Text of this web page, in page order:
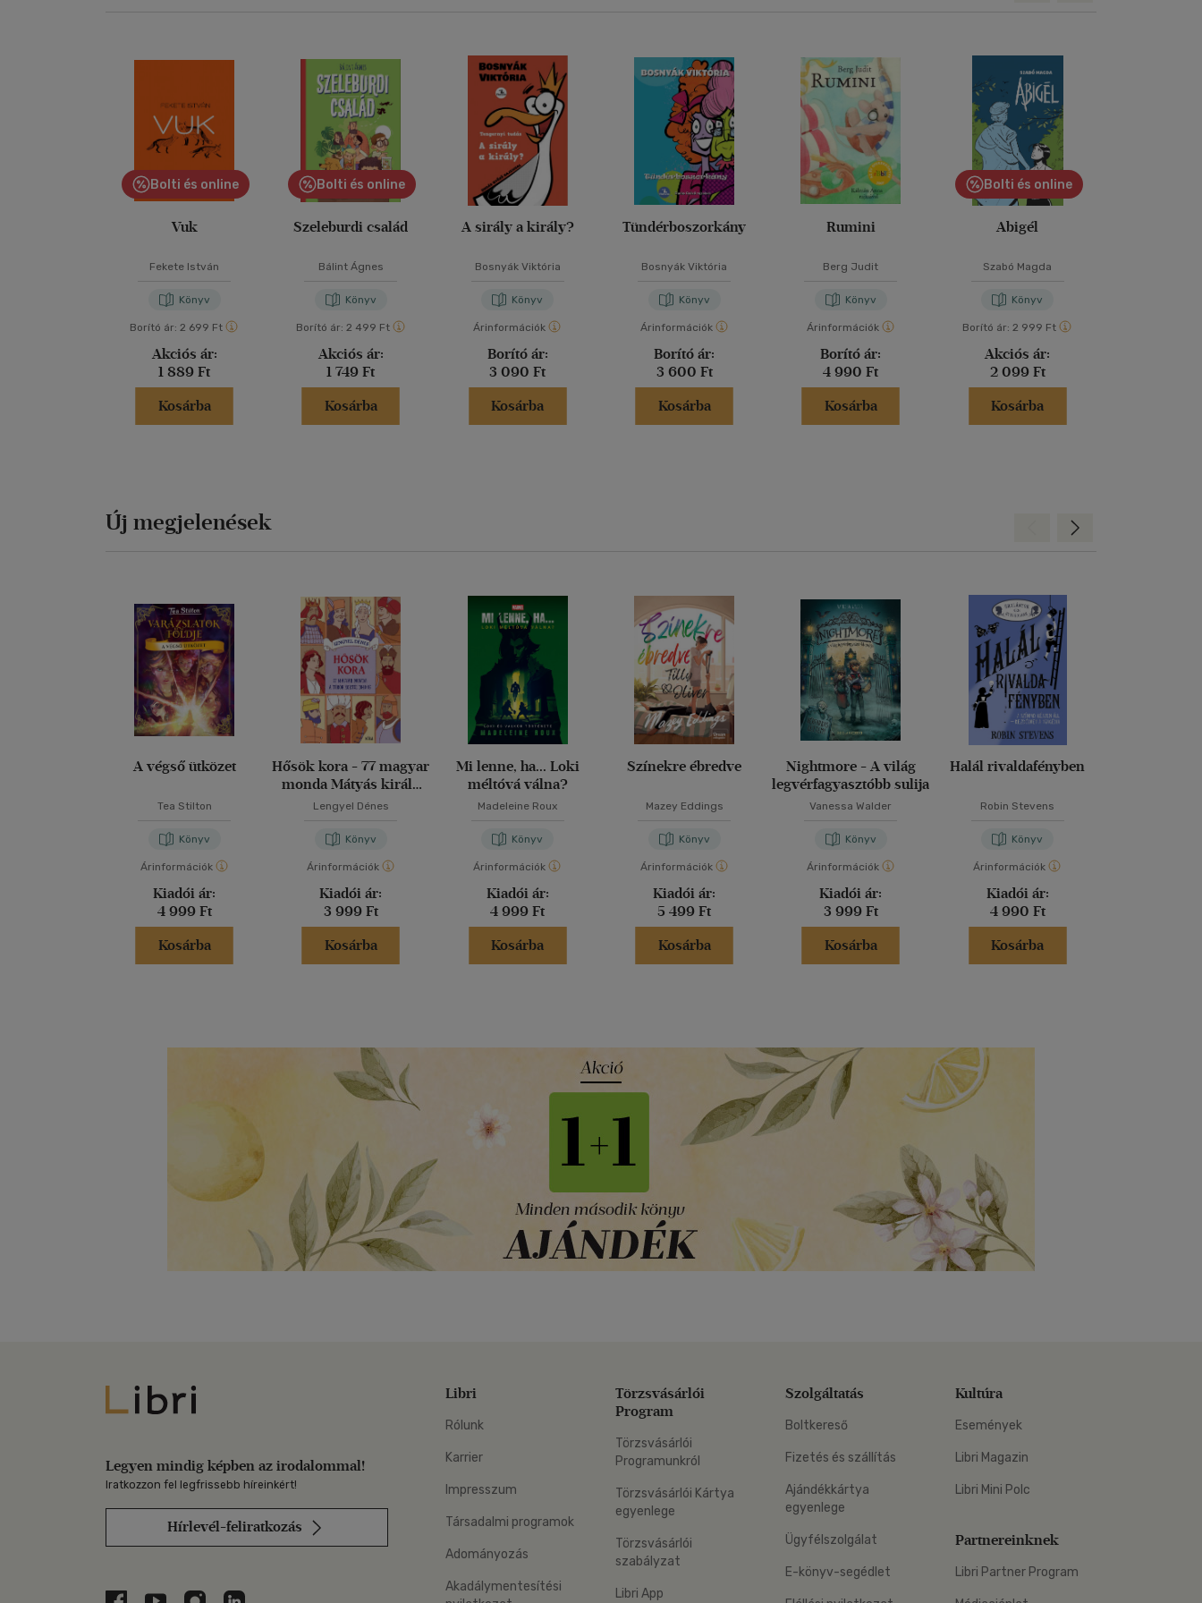
Bolti és online
Vuk
Fekete István
Könyv
Borító ár: 2 699 Ft
Akciós ár:
1 889 Ft
Kosárba
Bolti és online
Szeleburdi család
Bálint Ágnes
Könyv
Borító ár: 2 499 Ft
Akciós ár:
1 749 Ft
Kosárba
A sirály a király?
Bosnyák Viktória
Könyv
Árinformációk
Borító ár:
3 090 Ft
Kosárba
Tündérboszorkány
Bosnyák Viktória
Könyv
Árinformációk
Borító ár:
3 600 Ft
Kosárba
Rumini
Berg Judit
Könyv
Árinformációk
Borító ár:
4 990 Ft
Kosárba
Bolti és online
Abigél
Szabó Magda
Könyv
Borító ár: 2 999 Ft
Akciós ár:
2 099 Ft
Kosárba
Új megjelenések
A végső ütközet
Tea Stilton
Könyv
Árinformációk
Kiadói ár:
4 999 Ft
Kosárba
Hősök kora - 77 magyar
monda Mátyás király
korától 1848-ig
Lengyel Dénes
Könyv
Árinformációk
Kiadói ár:
3 999 Ft
Kosárba
Mi lenne, ha... Loki
méltóvá válna?
Madeleine Roux
Könyv
Árinformációk
Kiadói ár:
4 999 Ft
Kosárba
Színekre ébredve
Mazey Eddings
Könyv
Árinformációk
Kiadói ár:
5 499 Ft
Kosárba
Nightmore - A világ
legvérfagyasztóbb sulija
Vanessa Walder
Könyv
Árinformációk
Kiadói ár:
3 999 Ft
Kosárba
Halál rivaldafényben
Robin Stevens
Könyv
Árinformációk
Kiadói ár:
4 990 Ft
Kosárba
Előre
Libri
Legyen mindig képben az irodalommal!
Iratkozzon fel legfrissebb híreinkért!
Hírlevél-feliratkozás
Libri a Facebookon
Libri a Youtube-on
Libri az Instagramon
Libri a LinkedInen
Libri
Rólunk
Karrier
Impresszum
Társadalmi programok
Adományozás
Akadálymentesítési
Törzsvásárlói
Program
Törzsvásárlói
Programunkról
Törzsvásárlói Kártya
egyenlege
Törzsvásárlói
szabályzat
Libri App
Szolgáltatás
Boltkereső
Fizetés és szállítás
Ajándékkártya
egyenlege
Ügyfélszolgálat
E-könyv-segédlet
Kultúra
Események
Libri Magazin
Libri Mini Polc
Partnereinknek
Libri Partner Program